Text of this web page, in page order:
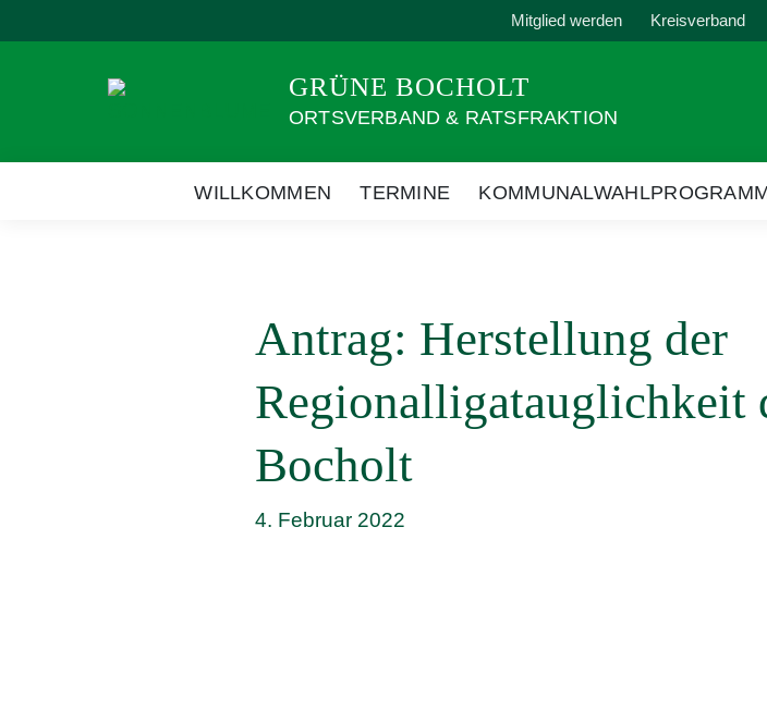
zum
Mitglied werden Kreisverband
GRÜNE BOCHOLT
ORTSVERBAND & RATSFRAKTION
WILLKOMMEN TERMINE
Antrag: Herstellung der
Regionalligatauglichkeit
Bocholt
4. Februar 2022